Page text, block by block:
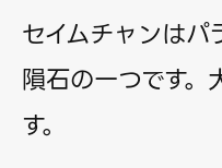
セイムチャンは
隕石の一つです
す。